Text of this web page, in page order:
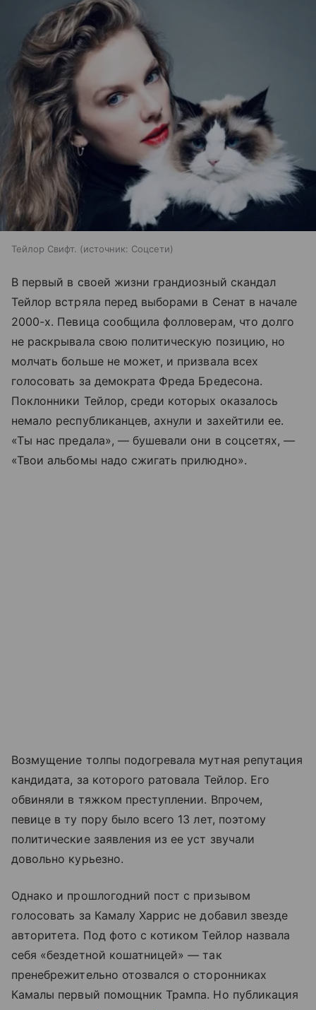
Тейлор Свифт. источник: Соцсети
В первый в своей жизни грандиозный скандал
Тейлор встряла перед выборами в Сенат в начале
2000-х. Певица сообщила фолловерам, что долго
не раскрывала свою политическую позицию, но
молчать больше не может, и призвала всех
голосовать за демократа Фреда Бредесона.
Поклонники Тейлор, среди которых оказалось
немало республиканцев, ахнули и захейтили ее.
«Ты нас предала», — бушевали они в соцсетях, —
«Твои альбомы надо сжигать прилюдно».
Возмущение толпы подогревала мутная репутация
кандидата, за которого ратовала Тейлор. Его
обвиняли в тяжком преступлении. Впрочем,
певице в ту пору было всего 13 лет, поэтому
политические заявления из ее уст звучали
довольно курьезно.
Однако и прошлогодний пост с призывом
голосовать за Камалу Харрис не добавил звезде
авторитета. Под фото с котиком Тейлор назвала
себя «бездетной кошатницей» — так
пренебрежительно отозвался о сторонниках
Камалы первый помощник Трампа. Но публикация